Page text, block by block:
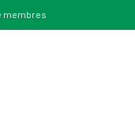
membres